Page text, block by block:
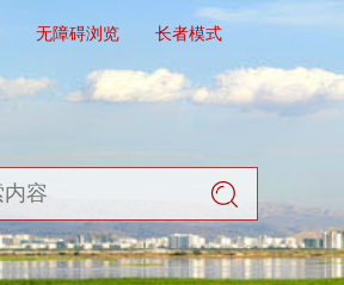
无障碍浏览 长者模式